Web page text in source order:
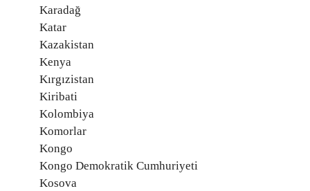
Karadağ
Katar
Kazakistan
Kenya
Kırgızistan
Kiribati
Kolombiya
Komorlar
Kongo
Kongo Demokratik Cumhuriyeti
Kosova